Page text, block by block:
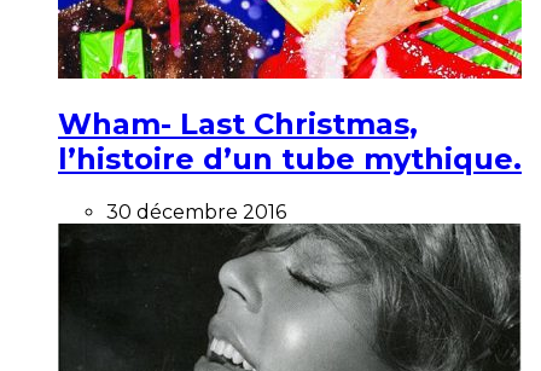
Wham- Last Christmas,
l’histoire d’un tube mythique.
30 décembre 2016